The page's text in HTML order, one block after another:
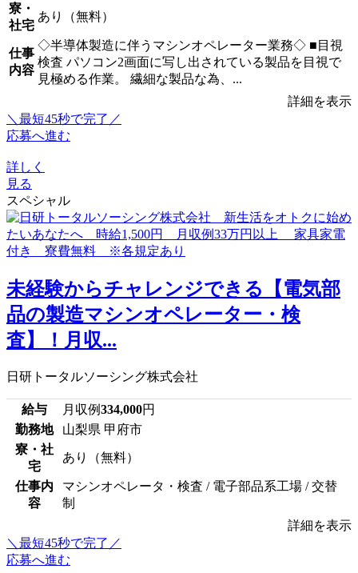
寮・
社宅
あり（無料）
仕事
内容
◇半導体製造に伴うマシンオペレーター業務◇ ■目視
検査 パソコン2画面に写し出されている製品を目視で
見極める作業。 繊細な製品な為、...
詳細を表示
＼最短45秒で完了／
応募へ進む
詳しく
見る
スペシャル
未経験からチャレンジできる【電気部
品の製造マシンオペレーター・検
査】！月収...
日研トータルソーシング株式会社
給与 月収例334,000円
勤務地
山梨県 甲府市
寮・社
宅
あり（無料）
仕事内
容
マシンオペレータ・検査 / 電子部品系工場 / 交替
制
詳細を表示
＼最短45秒で完了／
応募へ進む